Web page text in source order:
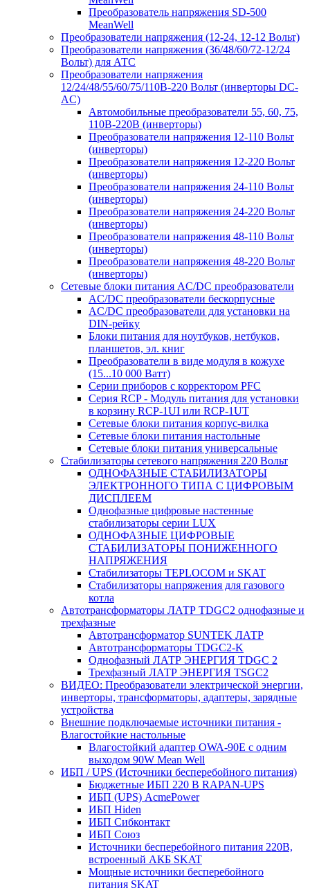
Преобразователь напряжения SD-500
MeanWell
Преобразователи напряжения (12-24, 12-12 Вольт)
Преобразователи напряжения (36/48/60/72-12/24
Вольт) для АТС
Преобразователи напряжения
12/24/48/55/60/75/110В-220 Вольт (инверторы DC-
AC)
Автомобильные преобразователи 55, 60, 75,
110В-220В (инверторы)
Преобразователи напряжения 12-110 Вольт
(инверторы)
Преобразователи напряжения 12-220 Вольт
(инверторы)
Преобразователи напряжения 24-110 Вольт
(инверторы)
Преобразователи напряжения 24-220 Вольт
(инверторы)
Преобразователи напряжения 48-110 Вольт
(инверторы)
Преобразователи напряжения 48-220 Вольт
(инверторы)
Сетевые блоки питания AC/DC преобразователи
AC/DC преобразователи бескорпусные
AC/DC преобразователи для установки на
DIN-рейку
Блоки питания для ноутбуков, нетбуков,
планшетов, эл. книг
Преобразователи в виде модуля в кожухе
(15...10 000 Ватт)
Серии приборов с корректором PFC
Серия RCP - Модуль питания для установки
в корзину RCP-1UI или RCP-1UT
Сетевые блоки питания корпус-вилка
Сетевые блоки питания настольные
Сетевые блоки питания универсальные
Стабилизаторы сетевого напряжения 220 Вольт
ОДНОФАЗНЫЕ СТАБИЛИЗАТОРЫ
ЭЛЕКТРОННОГО ТИПА С ЦИФРОВЫМ
ДИСПЛЕЕМ
Однофазные цифровые настенные
стабилизаторы серии LUX
ОДНОФАЗНЫЕ ЦИФРОВЫЕ
СТАБИЛИЗАТОРЫ ПОНИЖЕННОГО
НАПРЯЖЕНИЯ
Стабилизаторы TEPLOCOM и SKAT
Стабилизаторы напряжения для газового
котла
Автотрансформаторы ЛАТР TDGC2 однофазные и
трехфазные
Автотрансформатор SUNTEK ЛАТР
Автотрансформаторы TDGC2-K
Однофазный ЛАТР ЭНЕРГИЯ TDGC 2
Трехфазный ЛАТР ЭНЕРГИЯ TSGC2
ВИДЕО: Преобразователи электрической энергии,
инверторы, трансформаторы, адаптеры, зарядные
устройства
Внешние подключаемые источники питания -
Влагостойкие настольные
Влагостойкий адаптер OWA-90E с одним
выходом 90W Mean Well
ИБП / UPS (Источники бесперебойного питания)
Бюджетные ИБП 220 В RAPAN-UPS
ИБП (UPS) AcmePower
ИБП Hiden
ИБП Сибконтакт
ИБП Союз
Источники бесперебойного питания 220В,
встроенный АКБ SKAT
Мощные источники бесперебойного
питания SKAT